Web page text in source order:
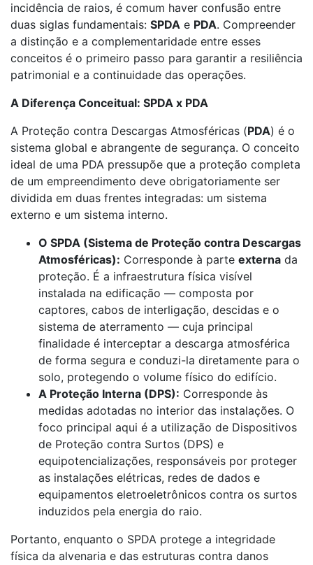
incidência de raios, é comum haver confusão entre
duas siglas fundamentais: SPDA e PDA. Compreender
a distinção e a complementaridade entre esses
conceitos é o primeiro passo para garantir a resiliência
patrimonial e a continuidade das operações.
A Diferença Conceitual: SPDA x PDA
A Proteção contra Descargas Atmosféricas (PDA) é o
sistema global e abrangente de segurança. O conceito
ideal de uma PDA pressupõe que a proteção completa
de um empreendimento deve obrigatoriamente ser
dividida em duas frentes integradas: um sistema
externo e um sistema interno.
O SPDA (Sistema de Proteção contra Descargas
Atmosféricas): Corresponde à parte externa da
proteção. É a infraestrutura física visível
instalada na edificação — composta por
captores, cabos de interligação, descidas e o
sistema de aterramento — cuja principal
finalidade é interceptar a descarga atmosférica
de forma segura e conduzi-la diretamente para o
solo, protegendo o volume físico do edifício.
A Proteção Interna (DPS): Corresponde às
medidas adotadas no interior das instalações. O
foco principal aqui é a utilização de Dispositivos
de Proteção contra Surtos (DPS) e
equipotencializações, responsáveis por proteger
as instalações elétricas, redes de dados e
equipamentos eletroeletrônicos contra os surtos
induzidos pela energia do raio.
Portanto, enquanto o SPDA protege a integridade
física da alvenaria e das estruturas contra danos